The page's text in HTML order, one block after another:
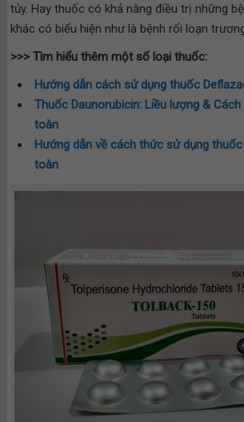
tủy. Hay thuốc có khả năng điều trị những
khác có biểu hiện như là bệnh rối loạn
>>> Tìm hiểu thêm một số loại thuốc:
Hướng dẫn cách sử dụng thuốc
Thuốc Daunorubicin: Liều lượng &
toàn
Hướng dẫn về cách thức sử dụng
toàn